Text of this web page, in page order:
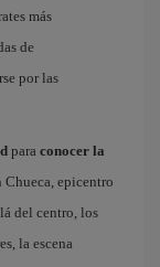
más
de
por las
para conocer la
epicentro
del centro, los
la escena